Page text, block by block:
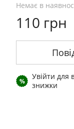
Немає в
110 грн
% Увійти для
знижки